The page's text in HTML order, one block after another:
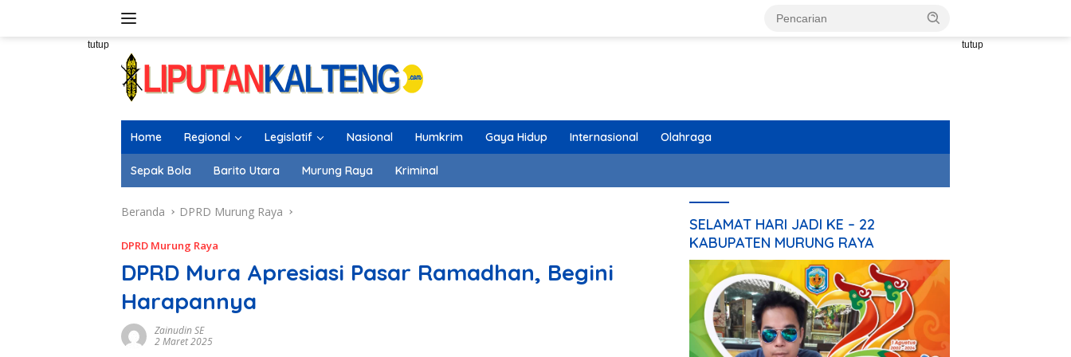
tutup tutup
Home Regional Legislatif Nasional Humkrim Gaya Hidup Internasional Olahraga
Sepak Bola Barito Utara Murung Raya Kriminal
Beranda DPRD Murung Raya
DPRD Murung Raya
DPRD Mura Apresiasi Pasar Ramadhan, Begini
Harapannya
Zainudin SE
2 Maret 2025
SELAMAT HARI JADI KE – 22
KABUPATEN MURUNG RAYA